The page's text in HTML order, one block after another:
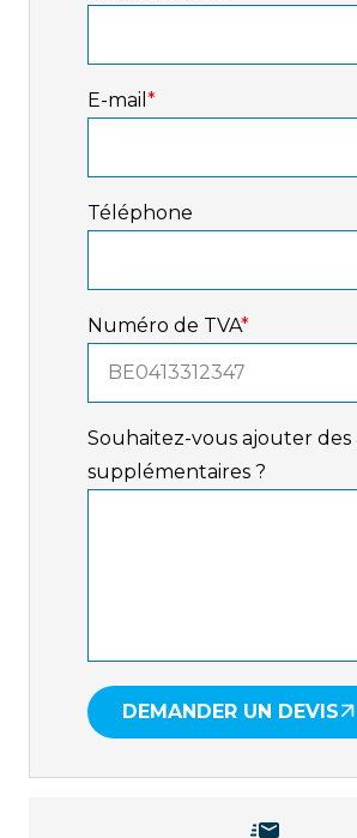
E-mail *
Téléphone
Numéro de TVA*
Souhaitez-vous ajouter des
supplémentaires ?
DEMANDER UN DEVIS